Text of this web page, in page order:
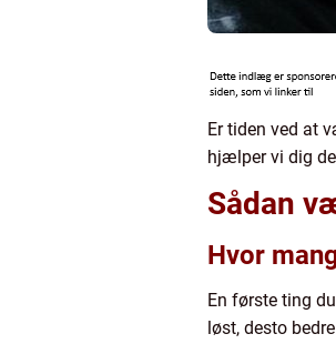
Er tiden ved at
hjælper vi dig
Sådan
Hvor
En første ting
løst, desto